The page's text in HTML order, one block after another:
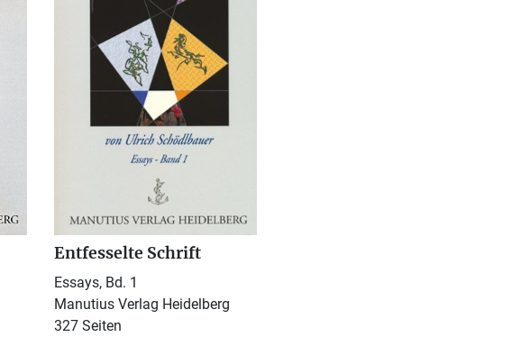
Entfesselte Schrift
Essays, Bd. 1
Manutius Verlag Heidelberg
327 Seiten